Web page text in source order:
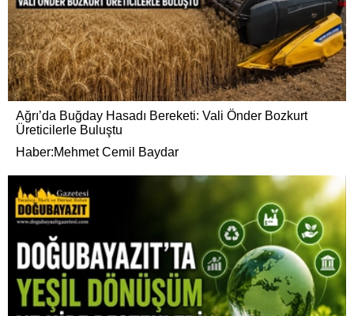
Ağrı’da Buğday Hasadı Bereketi: Vali Önder Bozkurt
Üreticilerle Buluştu
Haber:Mehmet Cemil Baydar